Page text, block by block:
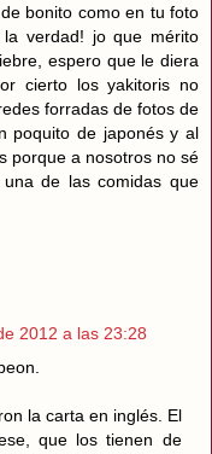
bonito como en tu foto
verdad! jo que mérito
espero que le diera
cierto los yakitoris no
forradas de fotos de
poquito de japonés y al
porque a nosotros no sé
de las comidas que
2012 a las 23:28
la carta en inglés. El
que los tienen de